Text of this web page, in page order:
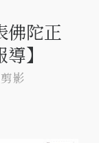
佛陀正
】
影